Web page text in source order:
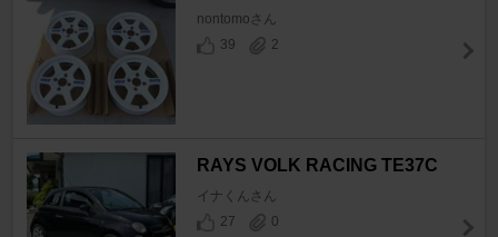
nontomoさん
39
2
RAYS VOLK RACING TE37C
イナくんさん
27
0